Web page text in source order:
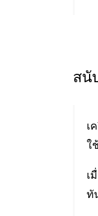
สนั
เ
ใ
เ
ทั